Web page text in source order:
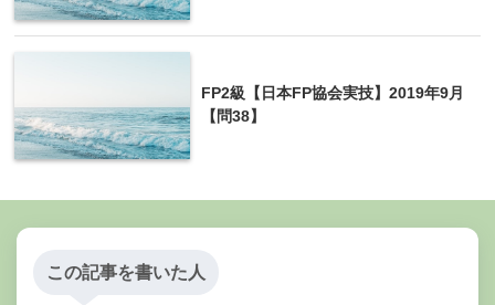
FP2級【日本FP協会実技】2019年9月
【問38】
この記事を書いた人